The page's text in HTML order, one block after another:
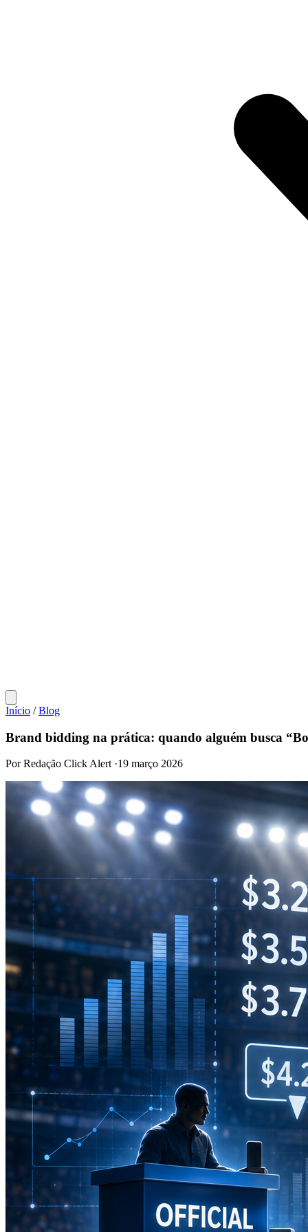
Início / Blog
Brand bidding na prática: quando alguém busca
Por Redação Click Alert ·19 março 2026